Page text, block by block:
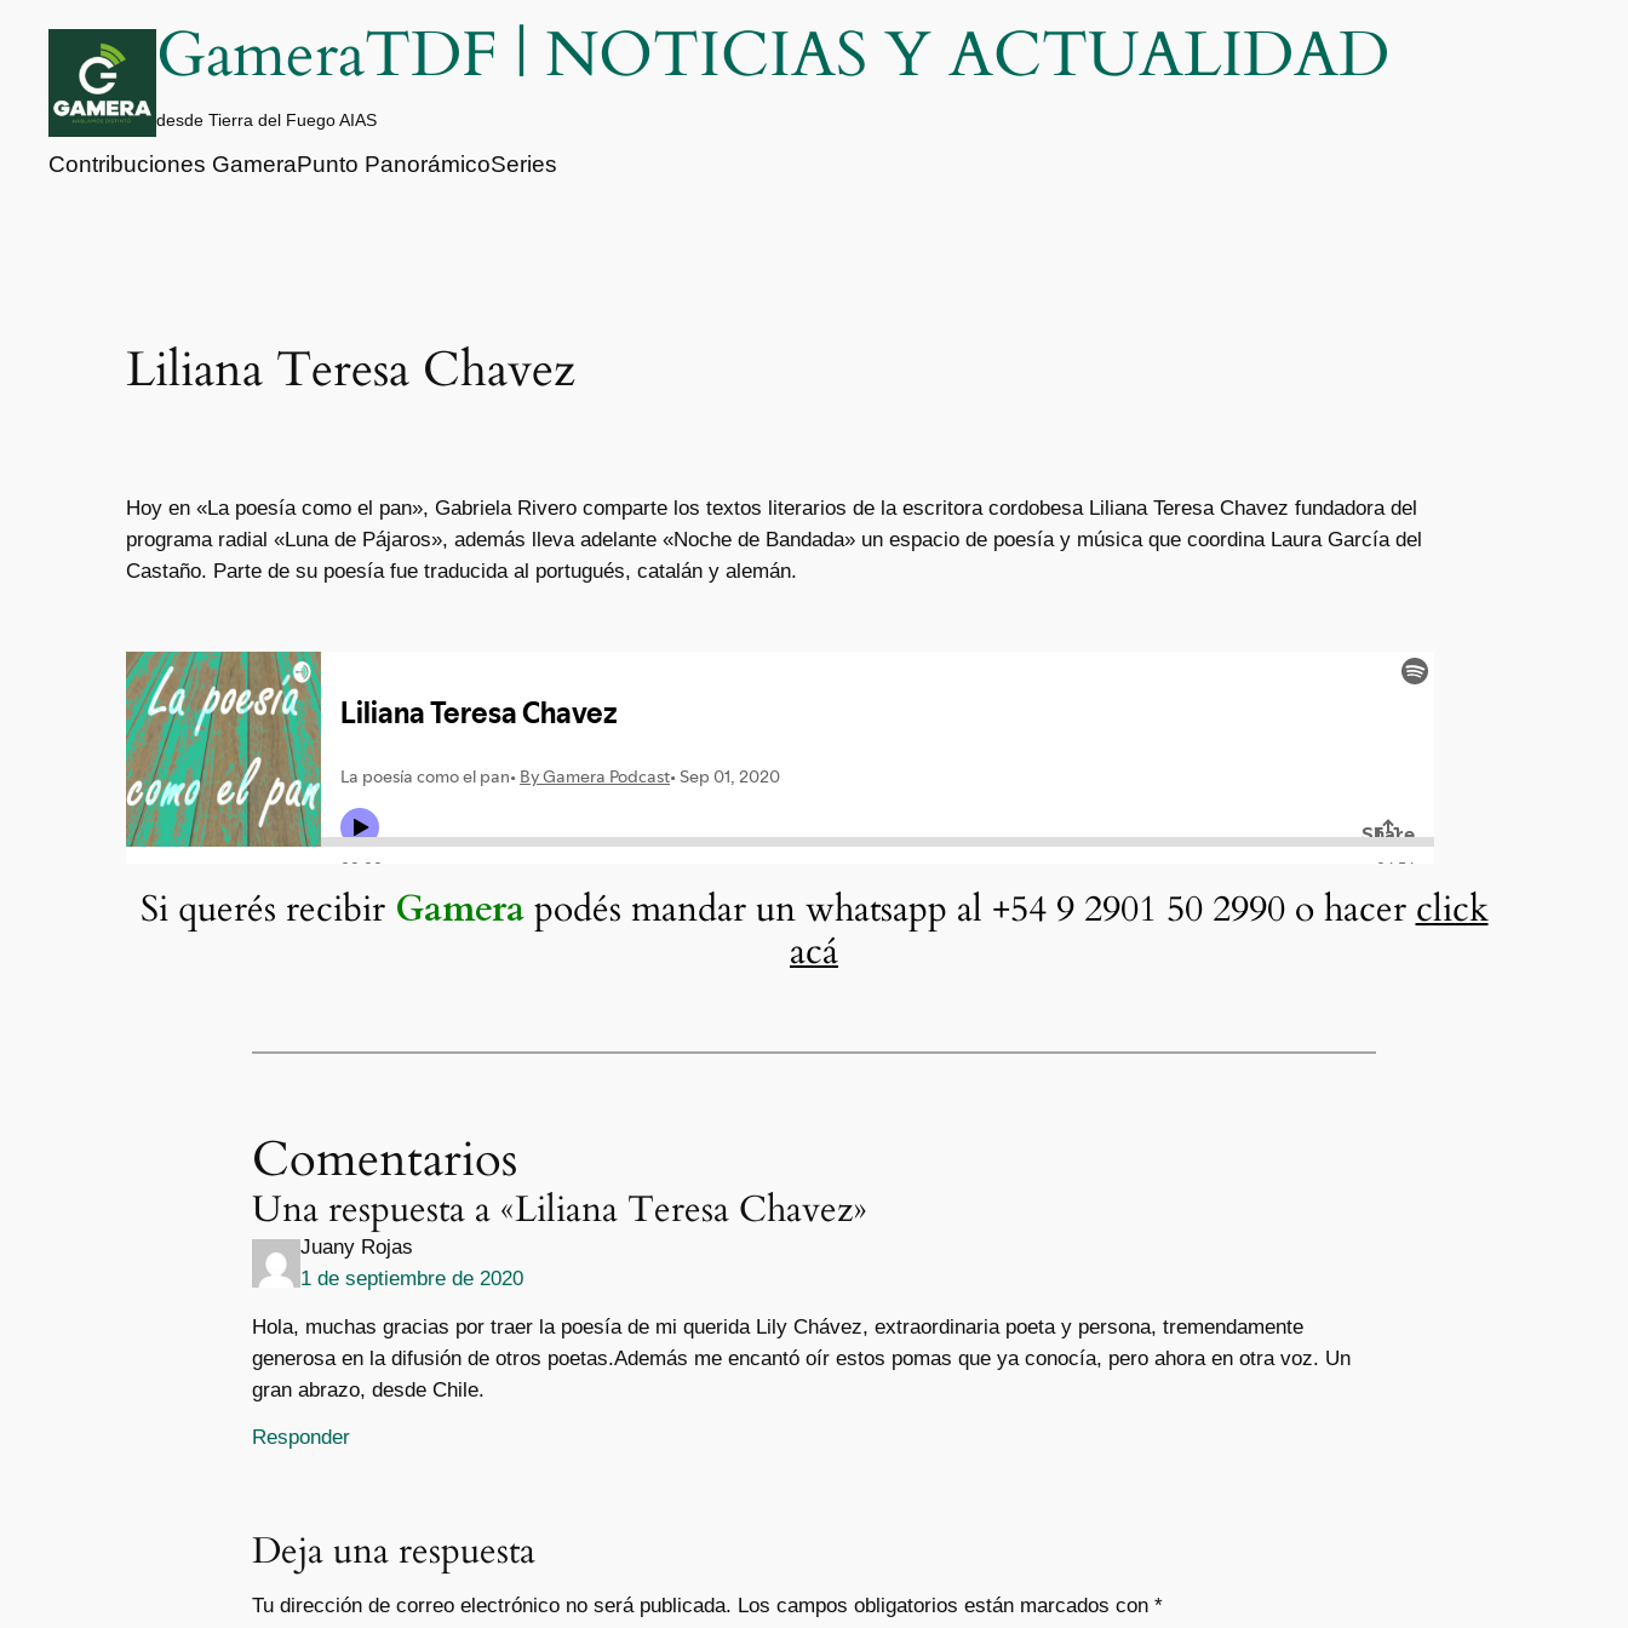
contenido
GameraTDF | NOTICIAS Y ACTUALIDAD
desde Tierra del Fuego AIAS
Contribuciones GameraPunto PanorámicoSeries
Liliana Teresa Chavez
Hoy en «La poesía como el pan», Gabriela Rivero comparte los textos literarios de la escritora cordobesa Liliana Teresa Chavez fundadora del
programa radial «Luna de Pájaros», además lleva adelante «Noche de Bandada» un espacio de poesía y música que coordina Laura García del
Castaño. Parte de su poesía fue traducida al portugués, catalán y alemán.
Si querés recibir Gamerapodés mandar un whatsapp al +54 9 2901 50 2990 o hacerclick
acá
Comentarios
Una respuesta a «Liliana Teresa Chavez»
Juany Rojas
1 de septiembre de 2020
Hola, muchas gracias por traer la poesía de mi querida Lily Chávez, extraordinaria poeta y persona, tremendamente
generosa en la difusión de otros poetas.Además me encantó oír estos pomas que ya conocía, pero ahora en otra voz. Un
gran abrazo, desde Chile.
Responder
Deja una respuesta
Tu dirección de correo electrónico no será publicada. Los campos obligatorios están marcados con *